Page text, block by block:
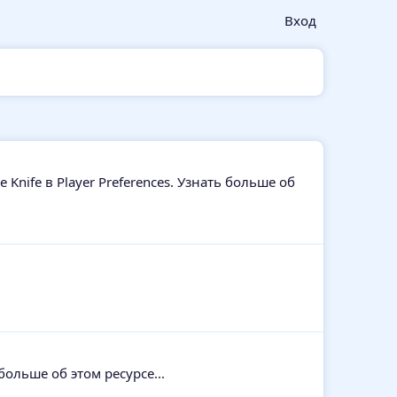
Вход
в Player Preferences. Узнать больше об
об этом ресурсе...